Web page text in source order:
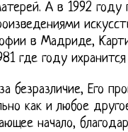
А в 1992 году
в Мадриде,
где году
безразличие, Его
как и любое
начало,